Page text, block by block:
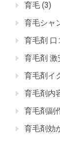
育毛 (3)
育毛シャ
育毛剤 口
育毛剤 激
育毛剤イ
育毛剤内
育毛剤副
育毛剤効